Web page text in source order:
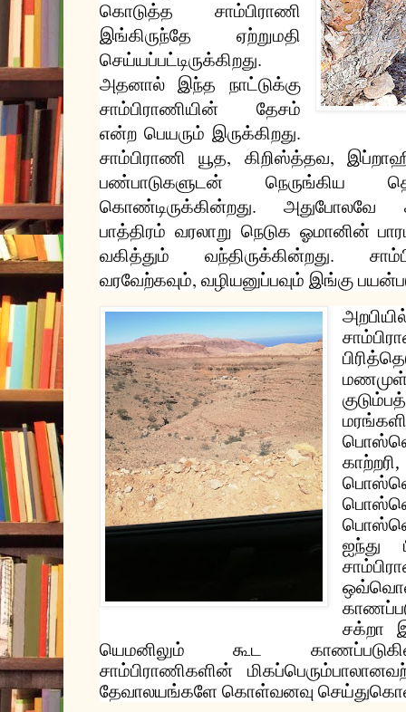
கொடுத்த
சாம்பிராணி
இங்கிருந்தே
ஏற்றுமதி
செய்யப்பட்டிருக்கிறது.
அதனால் இந்த
நாட்டுக்கு
சாம்பிராணியின்
தேசம்
என்ற பெயரும் இருக்கிறது.
சாம்பிராணி யூத, கிறிஸ்த்தவ,
பண்பாடுகளுடன்
நெருங்கிய
கொண்டிருக்கின்றது.அதுபோலவே
பாத்திரம் வரலாறு நெடுக ஓமானின்
வகித்தும்
வந்திருக்கின்றது.
வரவேற்கவும், வழியனுப்பவும் இங்கு
காற்றரி
ஐந்து
சக்றா
யெமனிலும்
கூட
சாம்பிராணிகளின்
தேவாலயங்களே கொள்வனவு